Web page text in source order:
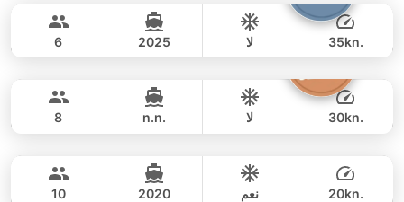
52,000 THB
40,000 THB
BOOMERANG 29FT
42,000 THB
33,000 THB
6 2025 لا 35kn.
GULF CRAFT DUBAI 33FT
49,400 THB
8 n.n. لا 30kn.
AQUILA 36FT
10 2020 نعم 20kn.